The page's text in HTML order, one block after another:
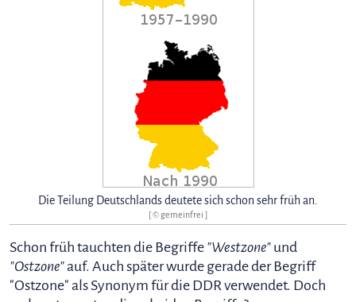
Die Teilung Deutschlands deutete sich schon sehr früh an.
[ © gemeinfrei ]
Schon früh tauchten die Begriffe "Westzone" und
"Ostzone"auf. Auch später wurde gerade der Begriff
"Ostzone" als Synonym für die DDR verwendet. Doch